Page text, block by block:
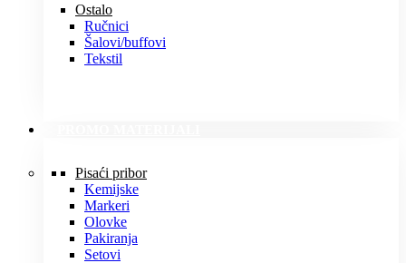
Ostalo
Ručnici
Šalovi/buffovi
Tekstil
Pisaći pribor
Kemijske
Markeri
Olovke
Pakiranja
Setovi